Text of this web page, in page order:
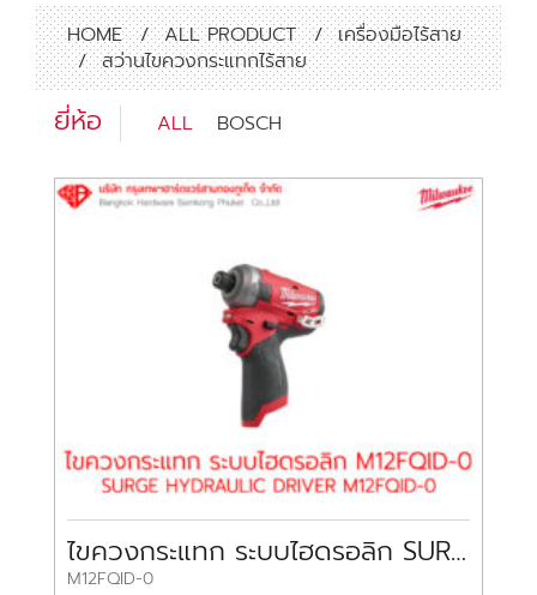
HOME / ALL PRODUCT / เครื่องมือไร้สาย
/ สว่านไขควงกระแทกไร้สาย
ยี่ห้อ ALL BOSCH
ไขควงกระแทก ระบบไฮดรอลิก SURGE HYDRAULIC DRIVER M12FQID-0
M12FQID-0